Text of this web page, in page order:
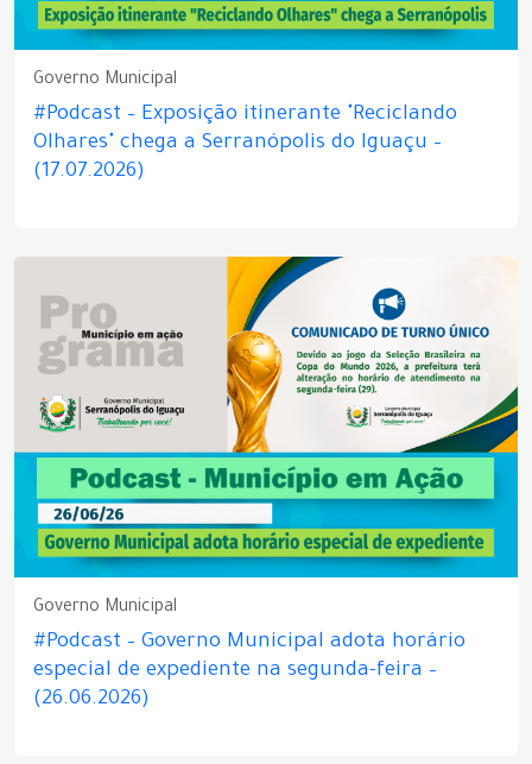
Governo Municipal
#Podcast – Exposição itinerante "Reciclando
Olhares" chega a Serranópolis do Iguaçu –
(17.07.2026)
Governo Municipal
#Podcast – Governo Municipal adota horário
especial de expediente na segunda-feira –
(26.06.2026)